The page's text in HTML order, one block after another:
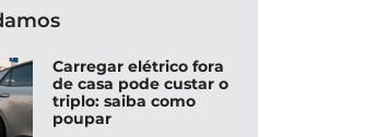
Carregar elétrico fora
de casa pode custar o
triplo: saiba como
poupar